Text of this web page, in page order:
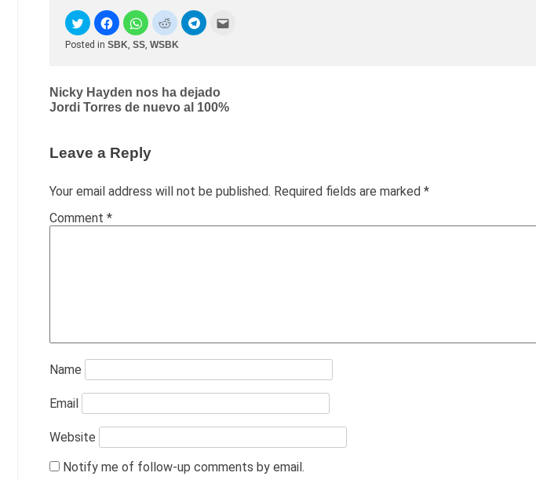
Posted in SBK SS WSBK
Post
navigation
Nicky Hayden nos ha dejado
Jordi Torres de nuevo al 100%
Leave a Reply
Your email address will not be published. Required fields are marked *
Comment *
Name
Email
Website
Notify me of follow-up comments by email.